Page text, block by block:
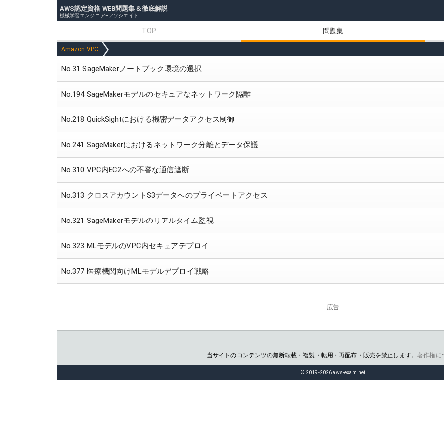
AWS認定資格 WEB問題集＆徹底解説
機械学習エンジニア–アソシエイト
TOP 問題集
Amazon VPC
No.31 SageMakerノートブック環境の選択
No.194 SageMakerモデルのセキュアなネットワーク隔離
No.218 QuickSightにおける機密データアクセス制御
No.241 SageMakerにおけるネットワーク分離とデータ保護
No.310 VPC内EC2への不審な通信遮断
No.313 クロスアカウントS3データへのプライベートアクセス
No.321 SageMakerモデルのリアルタイム監視
No.323 MLモデルのVPC内セキュアデプロイ
No.377 医療機関向けMLモデルデプロイ戦略
広告
当サイトのコンテンツの無断転載・複製・転用・再配布・販売を禁止します。著作権に
© 2019-2026 aws-exam.net